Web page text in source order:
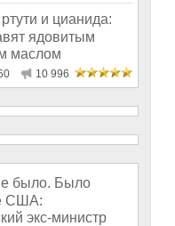
и цианида:
ядовитым
маслом
10 996
было. Было
США:
экс-министр